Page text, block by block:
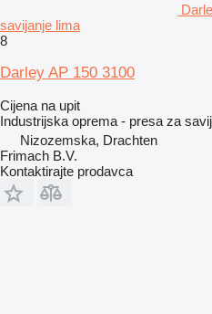
savijanje lima
8
Darley AP 150 3100
Cijena na upit
Industrijska oprema - presa za
Nizozemska, Drachten
Frimach B.V.
Kontaktirajte prodavca